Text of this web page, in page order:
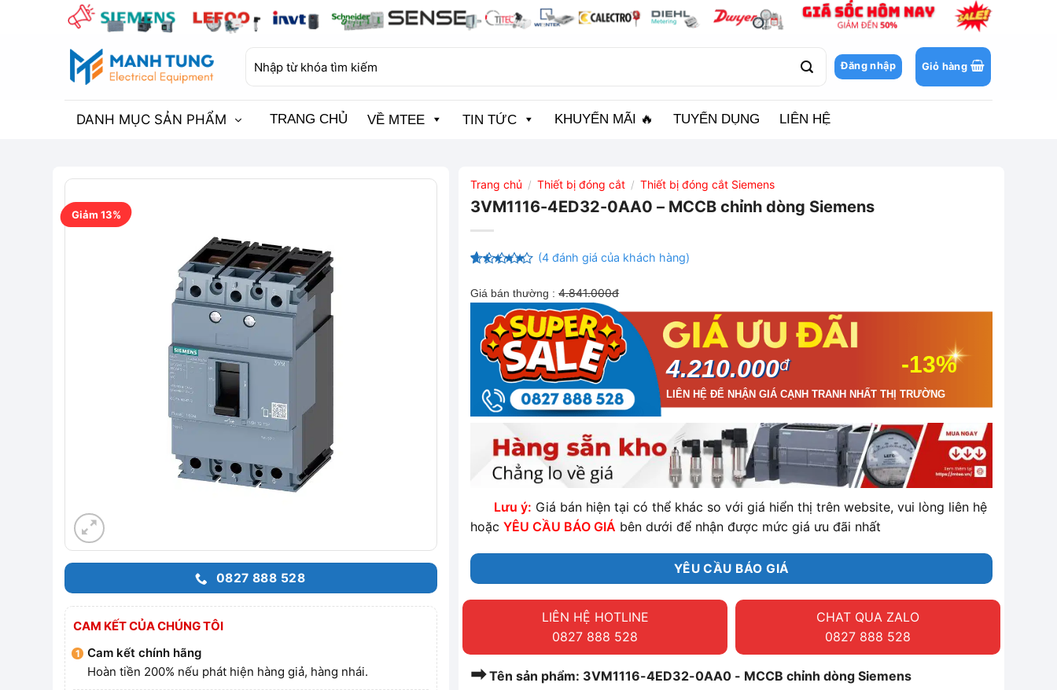
kiếm:
Đăng nhập Giỏ hàng
DANH MỤC SẢN PHẨM TRANG CHỦ VỀ MTEE TIN TỨC KHUYẾN MÃI 🔥 TUYỂN DỤNG LIÊN HỆ
Giảm 13%
0827 888 528
CAM KẾT CỦA CHÚNG TÔI
Cam kết chính hãng
Hoàn tiền 200% nếu phát hiện hàng giả, hàng nhái.
Trang chủ / Thiết bị đóng cắt / Thiết bị đóng cắt Siemens
3VM1116-4ED32-0AA0 – MCCB chỉnh dòng Siemens
5 dựa trên
đánh giá
(4 đánh giá của khách hàng)
Giá bán thường :4.841.000đ
-13%
4.210.000đ
LIÊN HỆ ĐỂ NHẬN GIÁ CẠNH TRANH NHẤT THỊ TRƯỜNG
Lưu ý: Giá bán hiện tại có thể khác so với giá hiển thị trên website, vui lòng liên hệ
hoặcYÊU CẦU BÁO GIÁ bên dưới để nhận được mức giá ưu đãi nhất
YÊU CẦU BÁO GIÁ
LIÊN HỆ HOTLINE
0827 888 528
CHAT QUA ZALO
0827 888 528
➡Tên sản phẩm: 3VM1116-4ED32-0AA0 - MCCB chỉnh dòng Siemens